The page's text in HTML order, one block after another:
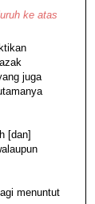
ke atas
juga
[dan]
menuntut